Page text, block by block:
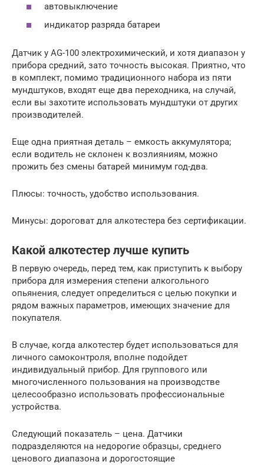
автовыключение
индикатор разряда батареи
Датчик у AG-100 электрохимический, и хотя диапазон у
прибора средний, зато точность высокая. Приятно, что
в комплект, помимо традиционного набора из пяти
мундштуков, входят еще два переходника, на случай,
если вы захотите использовать мундштуки от других
производителей.
Еще одна приятная деталь – емкость аккумулятора;
если водитель не склонен к возлияниям, можно
прожить без смены батарей минимум год-два.
Плюсы: точность, удобство использования.
Минусы: дороговат для алкотестера без сертификации.
Какой алкотестер лучше купить
В первую очередь, перед тем, как приступить к выбору
прибора для измерения степени алкогольного
опьянения, следует определиться с целью покупки и
рядом важных параметров, имеющих значение для
покупателя.
В случае, когда алкотестер будет использоваться для
личного самоконтроля, вполне подойдет
индивидуальный прибор. Для группового или
многочисленного пользования на производстве
целесообразно использовать профессиональные
устройства.
Следующий показатель – цена. Датчики
подразделяются на недорогие образцы, среднего
ценового диапазона и дорогостоящие